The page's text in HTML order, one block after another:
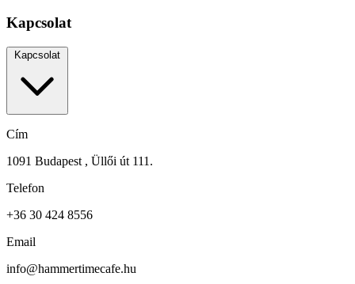
Kapcsolat
Kapcsolat
Cím
1091 Budapest , Üllői út 111.
Telefon
+36 30 424 8556
Email
info@hammertimecafe.hu